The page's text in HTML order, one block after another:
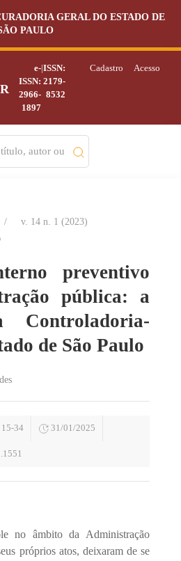
GERAL DO ESTADO DE
PAULO
e-
ISSN:
2966-
1897
|ISSN:
2179-
8532
Cadastro Acesso
v. 14 n. 1 (2023)
preventivo
pública: a
Controladoria-
de São Paulo
15-34 31/01/2025
no âmbito da Administração
próprios atos, deixaram de se